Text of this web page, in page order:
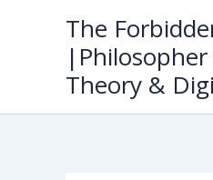
The
Theory &